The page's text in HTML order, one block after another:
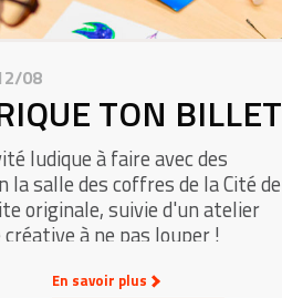
08
TON BILLET
ludique à faire avec des
salle des coffres de la Cité de
originale, suivie d'un atelier
à ne pas louper !
En savoir plus